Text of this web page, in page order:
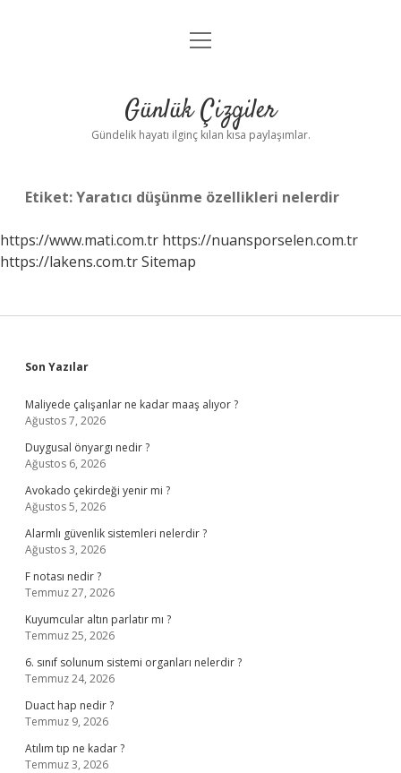
Anasayfa
Yasal Uyarı
menüyü
Günlük Çizgiler
Gündelik hayatı ilginç kılan kısa paylaşımlar.
Etiket:Yaratıcı düşünme özellikleri nelerdir
https://www.mati.com.tr https://nuansporselen.com.tr
https://lakens.com.trSitemap
Sidebar
Son Yazılar
Maliyede çalışanlar ne kadar maaş alıyor ?
Ağustos 7, 2026
Duygusal önyargı nedir ?
Ağustos 6, 2026
Avokado çekirdeği yenir mi ?
Ağustos 5, 2026
Alarmlı güvenlik sistemleri nelerdir ?
Ağustos 3, 2026
F notası nedir ?
Temmuz 27, 2026
Kuyumcular altın parlatır mı ?
Temmuz 25, 2026
6. sınıf solunum sistemi organları nelerdir ?
Temmuz 24, 2026
Duact hap nedir ?
Temmuz 9, 2026
Atılım tıp ne kadar ?
Temmuz 3, 2026